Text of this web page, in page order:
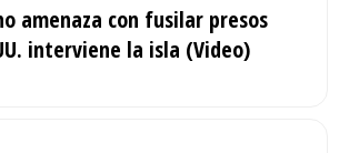
amenaza con fusilar presos
interviene la isla (Video)